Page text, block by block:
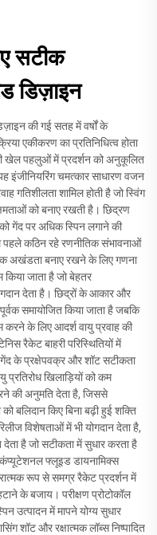
सटीक
डिज़ाइन
की गई सतह में वर्षों के
एकीकरण का प्रतिनिधित्व होता
खेल पहलुओं में प्रदर्शन को अनुकूलित
इंजीनियरिंग चमत्कार साधारण वजन
गतिशीलता शामिल होती है जो स्विंग
को बनाए रखती है। छिद्रण
को गेंद पर अधिक स्पिन लगाने की
कठिन रहे रणनीतिक संभावनाओं
अखंडता बनाए रखने के लिए गणना
जाता है जो बेहतर
देता है। छिद्रों के आकार और
समायोजित किया जाता है जबकि
करने के लिए आदर्श वायु प्रवाह की
रैकेट बाहरी परिस्थितियों में
के प्रक्षेपवक्र और शॉट सटीकता
खिलाड़ियों को कम
की अनुमति देता है, जिससे
बलिदान किए बिना बढ़ी हुई शक्ति
विशेषताओं में भी योगदान देता है,
है जो सटीकता में सुधार करता है
फ्लूइड डायनामिक्स
रूप से समग्र रैकेट प्रदर्शन में
के बजाय। परीक्षण प्रोटोकॉल
उत्पादन में मापने योग्य सुधार
शॉट और रक्षात्मक लॉब्स निष्पादित